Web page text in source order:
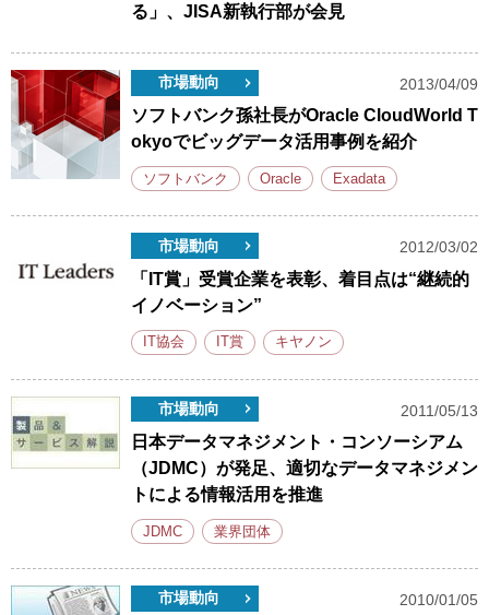
る」、JISA新執行部が会見
市場動向 2013/04/09
ソフトバンク孫社長がOracle CloudWorld T
okyoでビッグデータ活用事例を紹介
ソフトバンク Oracle Exadata
市場動向 2012/03/02
「IT賞」受賞企業を表彰、着目点は“継続的
イノベーション”
IT協会 IT賞 キヤノン
市場動向 2011/05/13
日本データマネジメント・コンソーシアム
（JDMC）が発足、適切なデータマネジメン
トによる情報活用を推進
JDMC 業界団体
市場動向 2010/01/05